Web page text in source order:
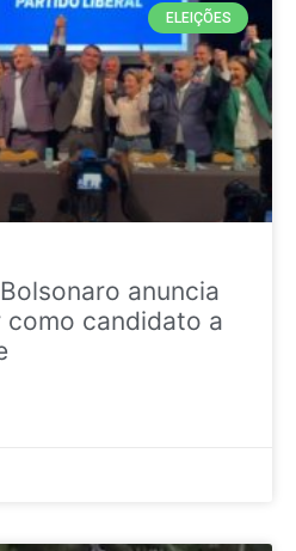
ELEIÇÕES
anuncia
como candidato a